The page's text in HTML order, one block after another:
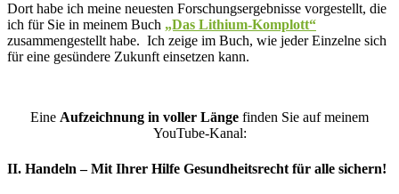
Dort habe ich meine neuesten Forschungsergebnisse vorgestellt, die
ich für Sie in meinem Buch „Das Lithium-Komplott“
zusammengestellt habe. Ich zeige im Buch, wie jeder Einzelne sich
für eine gesündere Zukunft einsetzen kann.
Eine Aufzeichnung in voller Länge finden Sie auf meinem
YouTube-Kanal:
II. Handeln – Mit Ihrer Hilfe Gesundheitsrecht für alle sichern!